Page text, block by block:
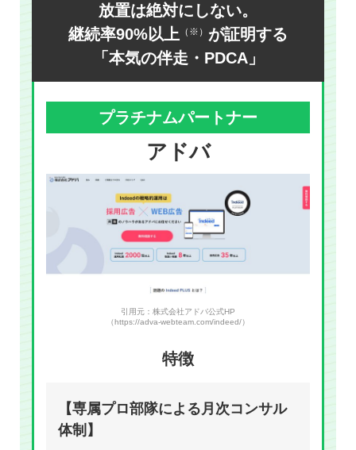
放置は絶対にしない。
継続率90%以上 （※） が証明する
「本気の伴走・PDCA」
プラチナムパートナー
アドバ
引用元：株式会社アドバ公式HP
（https://adva-webteam.com/indeed/）
特徴
【専属プロ部隊による月次コンサル
体制】